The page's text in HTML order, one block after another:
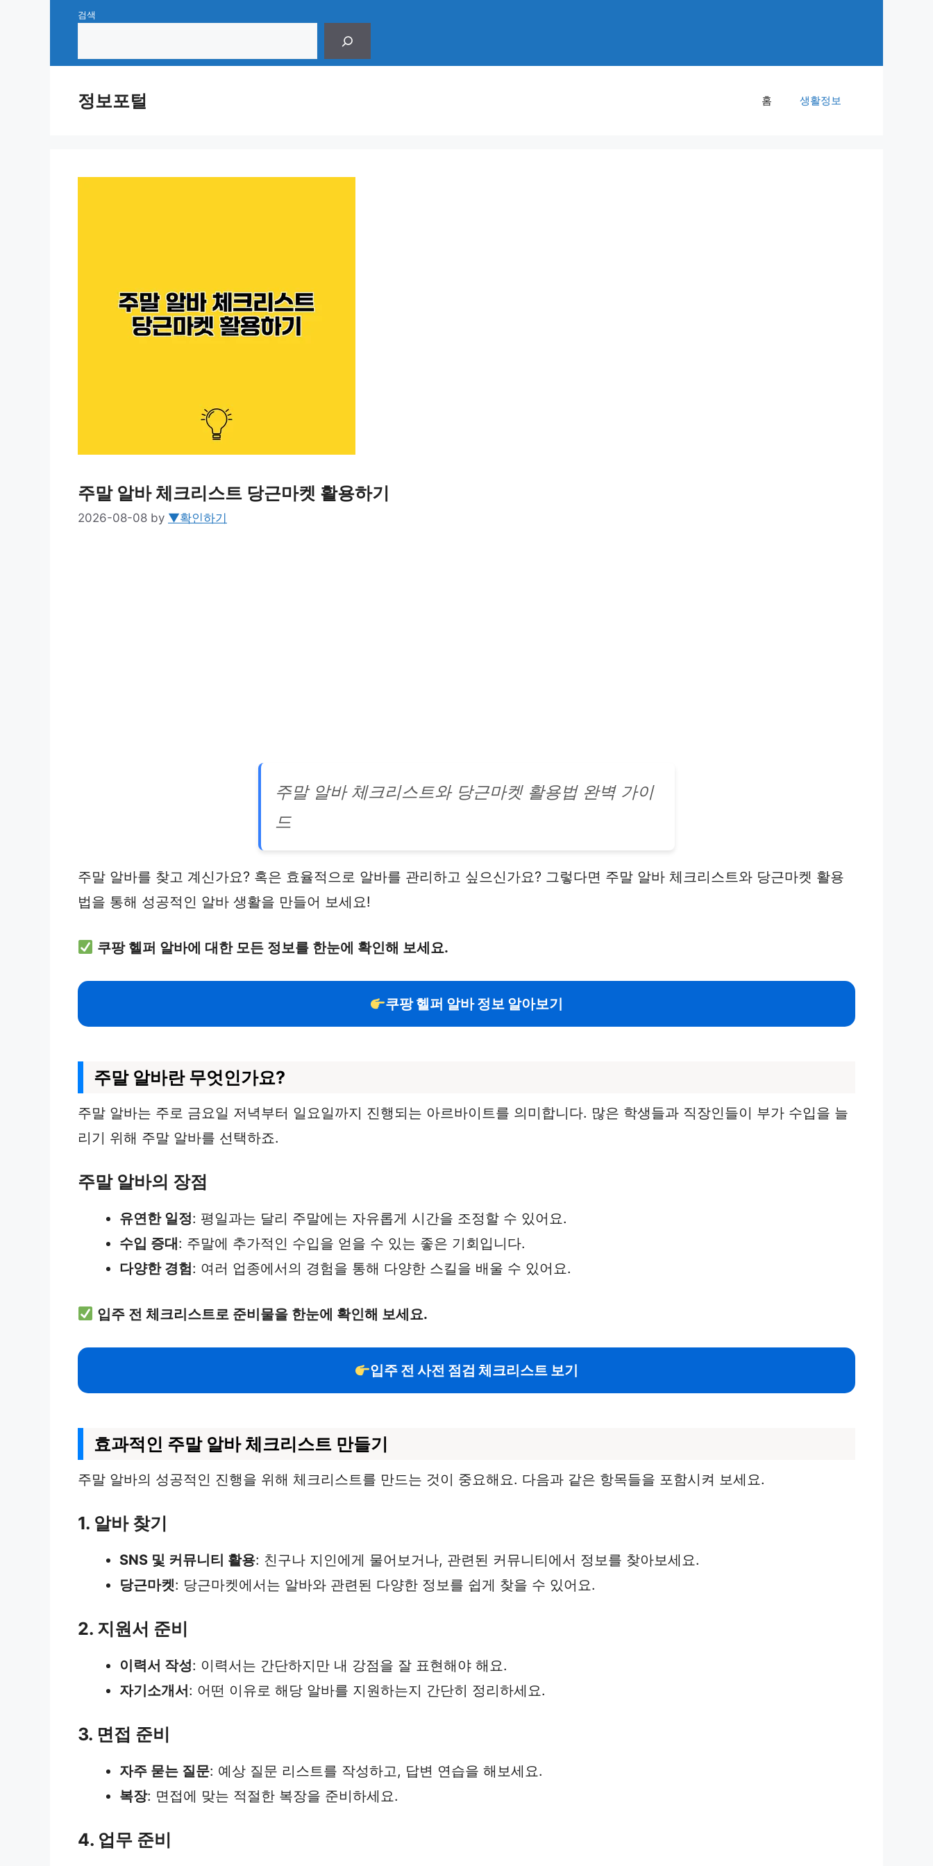
검색
정보포털 홈 생활정보
주말 알바 체크리스트 당근마켓 활용하기
2026-08-08 by ▼확인하기
주말 알바 체크리스트와 당근마켓 활용법 완벽 가이
드
주말 알바를 찾고 계신가요? 혹은 효율적으로 알바를 관리하고 싶으신가요? 그렇다면 주말 알바 체크리스트와 당근마켓 활용
법을 통해 성공적인 알바 생활을 만들어 보세요!
쿠팡 헬퍼 알바에 대한 모든 정보를 한눈에 확인해 보세요.
쿠팡 헬퍼 알바 정보 알아보기
주말 알바란 무엇인가요?
주말 알바는 주로 금요일 저녁부터 일요일까지 진행되는 아르바이트를 의미합니다. 많은 학생들과 직장인들이 부가 수입을 늘
리기 위해 주말 알바를 선택하죠.
주말 알바의 장점
유연한 일정: 평일과는 달리 주말에는 자유롭게 시간을 조정할 수 있어요.
수입 증대: 주말에 추가적인 수입을 얻을 수 있는 좋은 기회입니다.
다양한 경험: 여러 업종에서의 경험을 통해 다양한 스킬을 배울 수 있어요.
입주 전 체크리스트로 준비물을 한눈에 확인해 보세요.
입주 전 사전 점검 체크리스트 보기
효과적인 주말 알바 체크리스트 만들기
주말 알바의 성공적인 진행을 위해 체크리스트를 만드는 것이 중요해요. 다음과 같은 항목들을 포함시켜 보세요.
1. 알바 찾기
SNS 및 커뮤니티 활용: 친구나 지인에게 물어보거나, 관련된 커뮤니티에서 정보를 찾아보세요.
당근마켓: 당근마켓에서는 알바와 관련된 다양한 정보를 쉽게 찾을 수 있어요.
2. 지원서 준비
이력서 작성: 이력서는 간단하지만 내 강점을 잘 표현해야 해요.
자기소개서: 어떤 이유로 해당 알바를 지원하는지 간단히 정리하세요.
3. 면접 준비
자주 묻는 질문: 예상 질문 리스트를 작성하고, 답변 연습을 해보세요.
복장: 면접에 맞는 적절한 복장을 준비하세요.
4. 업무 준비